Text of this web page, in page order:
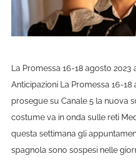
La Promessa 16-18 agosto 2023
Anticipazioni La Promessa 16-18
prosegue su Canale 5 la nuova
costume va in onda sulle reti
questa settimana gli
spagnola sono sospesi nelle